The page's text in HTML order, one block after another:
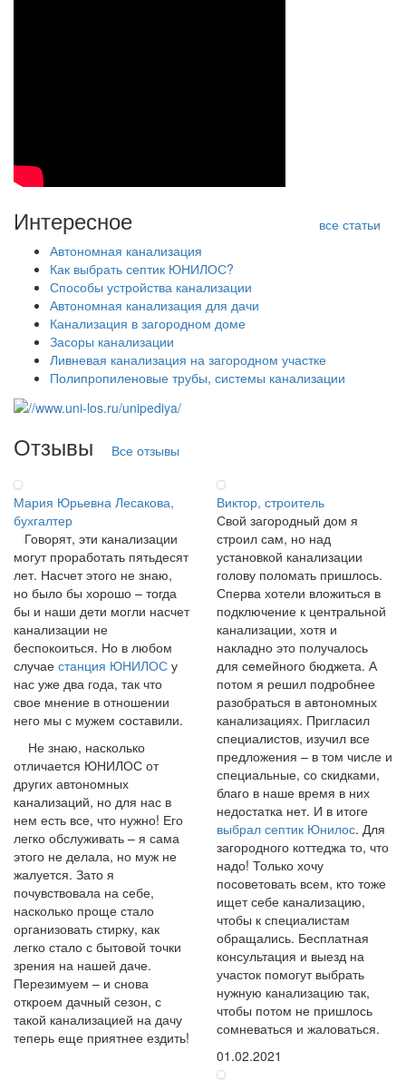
все статьи
Интересное
Автономная канализация
Как выбрать септик ЮНИЛОС?
Способы устройства канализации
Автономная канализация для дачи
Канализация в загородном доме
Засоры канализации
Ливневая канализация на загородном участке
Полипропиленовые трубы, системы канализации
Отзывы Все отзывы
Мария Юрьевна Лесакова,
бухгалтер
Говорят, эти канализации
могут проработать пятьдесят
лет. Насчет этого не знаю,
но было бы хорошо – тогда
бы и наши дети могли насчет
канализации не
беспокоиться. Но в любом
случае станция ЮНИЛОС у
нас уже два года, так что
свое мнение в отношении
него мы с мужем составили.
Не знаю, насколько
отличается ЮНИЛОС от
других автономных
канализаций, но для нас в
нем есть все, что нужно! Его
легко обслуживать – я сама
этого не делала, но муж не
жалуется. Зато я
почувствовала на себе,
насколько проще стало
организовать стирку, как
легко стало с бытовой точки
зрения на нашей даче.
Перезимуем – и снова
откроем дачный сезон, с
такой канализацией на дачу
теперь еще приятнее ездить!
Виктор, строитель
Свой загородный дом я
строил сам, но над
установкой канализации
голову поломать пришлось.
Сперва хотели вложиться в
подключение к центральной
канализации, хотя и
накладно это получалось
для семейного бюджета. А
потом я решил подробнее
разобраться в автономных
канализациях. Пригласил
специалистов, изучил все
предложения – в том числе и
специальные, со скидками,
благо в наше время в них
недостатка нет. И в итоге
выбрал септик Юнилос. Для
загородного коттеджа то, что
надо! Только хочу
посоветовать всем, кто тоже
ищет себе канализацию,
чтобы к специалистам
обращались. Бесплатная
консультация и выезд на
участок помогут выбрать
нужную канализацию так,
чтобы потом не пришлось
сомневаться и жаловаться.
01.02.2021